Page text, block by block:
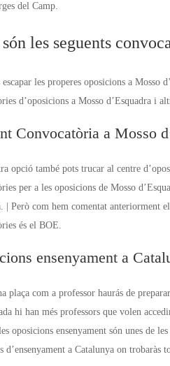
del Camp.
les seguents
les properes oposicions a Mosso
d’oposicions a Mosso d’Esquadra i
Convocatòria a Mosso
opció també pots trucar al centre
per a les oposicions de Mosso
| Però com hem comentat anteriorment
és el BOE.
ensenyament a
plaça com a professor haurás de
hi han més professors que volen
oposicions ensenyament són unes de
d’ensenyament a Catalunya on